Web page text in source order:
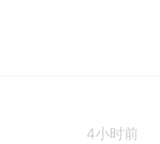
4小时前